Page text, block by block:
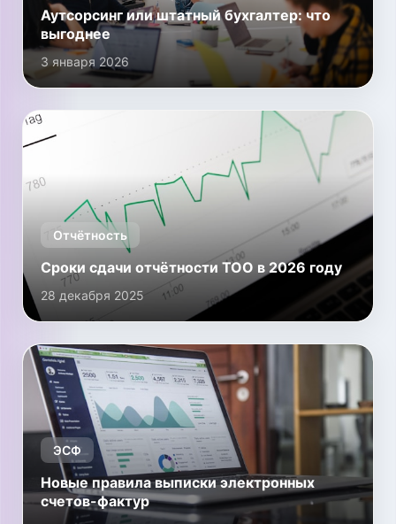
Аутсорсинг или штатный бухгалтер: что
выгоднее
3 января 2026
Отчётность
Сроки сдачи отчётности ТОО в 2026 году
28 декабря 2025
ЭСФ
Новые правила выписки электронных
счетов-фактур